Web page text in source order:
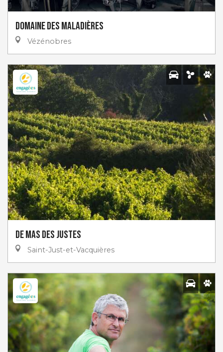
Domaine des Maladières
Vézénobres
De Mas des Justes
Saint-Just-et-Vacquières